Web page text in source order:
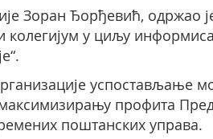
Зоран Ђорђевић, одржао
у циљу
успостављање
профита
поштанских управа.